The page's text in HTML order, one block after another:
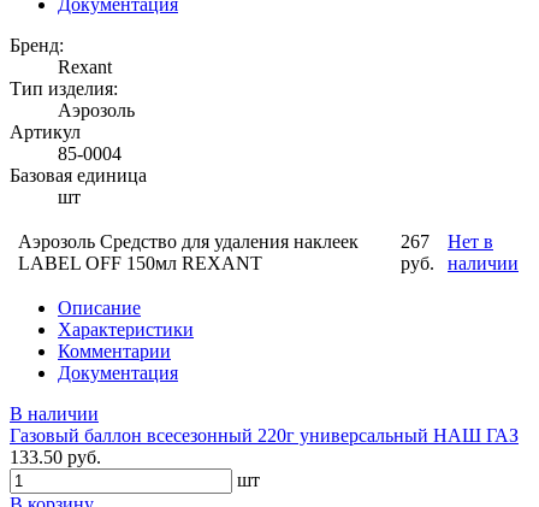
Бренд:
Rexant
Тип изделия:
Аэрозоль
Артикул
85-0004
Базовая единица
шт
Аэрозоль Средство для удаления наклеек
LABEL OFF 150мл REXANT
267
руб.
Нет в
наличии
Описание
Характеристики
Комментарии
Документация
В наличии
Газовый баллон всесезонный 220г универсальный НАШ ГАЗ
133.50 руб.
шт